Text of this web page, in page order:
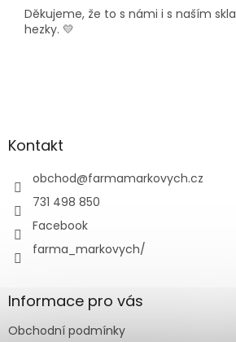
Děkujeme, že to s námi i s naším
hezky. 💛
aKontakt
obchod@farmamarkovych.cz
731 498 850
Facebook
farma_markovych/
Informace pro vás
Obchodní podmínky